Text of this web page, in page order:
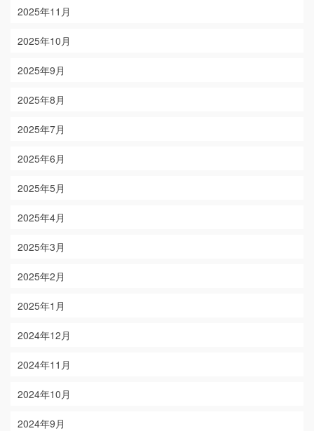
2025年11月
2025年10月
2025年9月
2025年8月
2025年7月
2025年6月
2025年5月
2025年4月
2025年3月
2025年2月
2025年1月
2024年12月
2024年11月
2024年10月
2024年9月